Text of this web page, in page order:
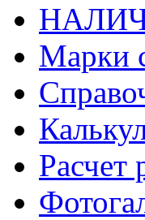
Марки
Расчет